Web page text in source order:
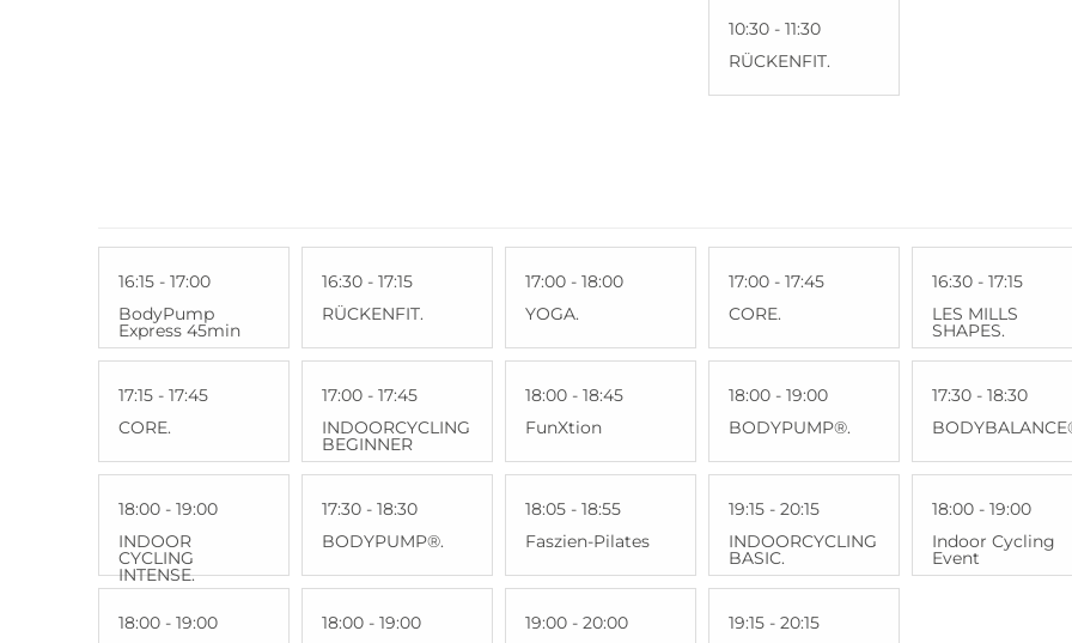
10:30 - 11:30
RÜCKENFIT.
16:15 - 17:00
BodyPump
Express 45min
17:15 - 17:45
CORE.
18:00 - 19:00
INDOOR
CYCLING
INTENSE.
18:00 - 19:00
16:30 - 17:15
RÜCKENFIT.
17:00 - 17:45
INDOORCYCLING
BEGINNER
17:30 - 18:30
BODYPUMP®.
18:00 - 19:00
17:00 - 18:00
YOGA.
18:00 - 18:45
FunXtion
18:05 - 18:55
Faszien-Pilates
19:00 - 20:00
17:00 - 17:45
CORE.
18:00 - 19:00
BODYPUMP®.
19:15 - 20:15
INDOORCYCLING
BASIC.
19:15 - 20:15
16:30 - 17:15
LES MILLS
SHAPES.
17:30 - 18:30
18:00 - 19:00
Indoor Cycling
Event